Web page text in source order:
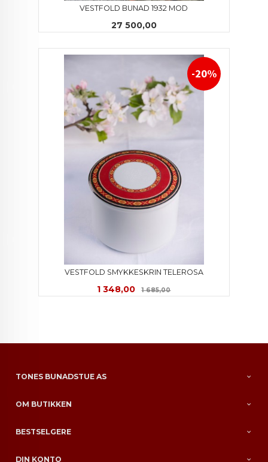
VESTFOLD BUNAD 1932 MOD
Pris
27 500,00
VESTFOLD SMYKKESKRIN TELEROSA
Tilbud
1 348,00 1 685,00Rabatt
-20%
TONES BUNADSTUE AS
OM BUTIKKEN
BESTSELGERE
DIN KONTO